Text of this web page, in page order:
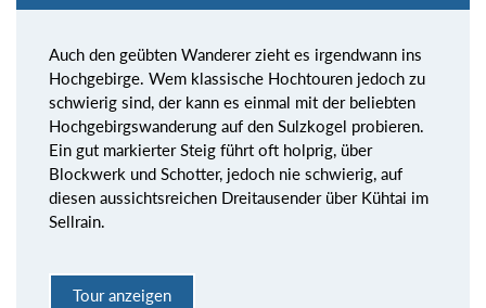
Auch den geübten Wanderer zieht es irgendwann ins
Hochgebirge. Wem klassische Hochtouren jedoch zu
schwierig sind, der kann es einmal mit der beliebten
Hochgebirgswanderung auf den Sulzkogel probieren.
Ein gut markierter Steig führt oft holprig, über
Blockwerk und Schotter, jedoch nie schwierig, auf
diesen aussichtsreichen Dreitausender über Kühtai im
Sellrain.
Tour anzeigen